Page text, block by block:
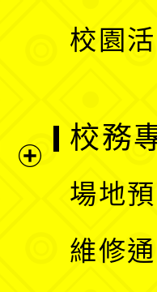
校園
校務
場地
維修